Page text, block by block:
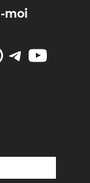
moi
Telegram YouTube